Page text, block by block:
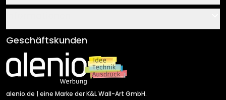
Über uns
Klebe- und Montageanleitungen
Newsletter An-/Abmeldung
Sendungsverfolgung
AGB
Impressum
Versand & Zahlung
Rücksendung
Geschäftskunden
alenio.de | eine Marke der K&L Wall-Art GmbH.